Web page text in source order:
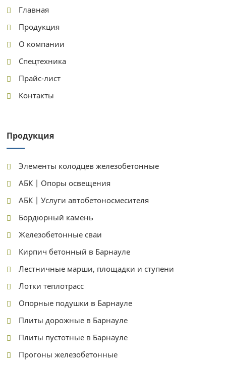
Главная
Продукция
О компании
Спецтехника
Прайс-лист
Контакты
Продукция
Элементы колодцев железобетонные
АБК | Опоры освещения
АБК | Услуги автобетоносмесителя
Бордюрный камень
Железобетонные сваи
Кирпич бетонный в Барнауле
Лестничные марши, площадки и ступени
Лотки теплотрасс
Опорные подушки в Барнауле
Плиты дорожные в Барнауле
Плиты пустотные в Барнауле
Прогоны железобетонные